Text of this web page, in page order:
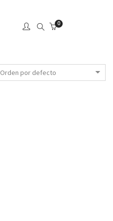
0
Orden por defecto